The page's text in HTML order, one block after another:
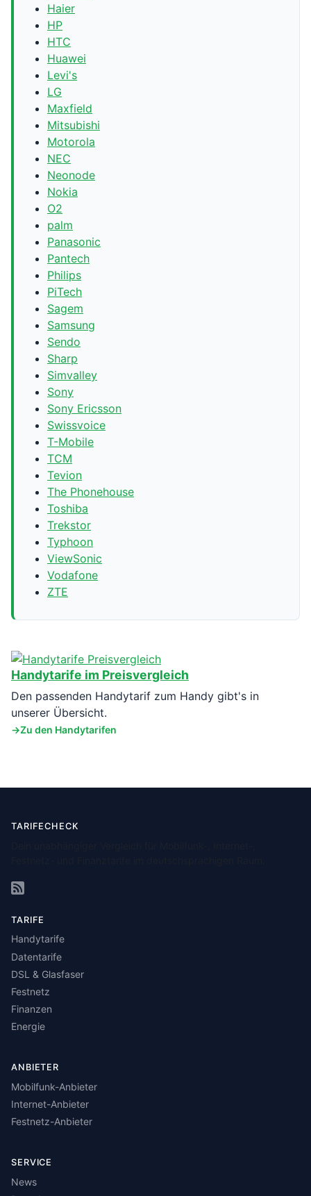
Haier
HP
HTC
Huawei
Levi's
LG
Maxfield
Mitsubishi
Motorola
NEC
Neonode
Nokia
O2
palm
Panasonic
Pantech
Philips
PiTech
Sagem
Samsung
Sendo
Sharp
Simvalley
Sony
Sony Ericsson
Swissvoice
T-Mobile
TCM
Tevion
The Phonehouse
Toshiba
Trekstor
Typhoon
ViewSonic
Vodafone
ZTE
Handytarife im Preisvergleich
Den passenden Handytarif zum Handy gibt's in
unserer Übersicht.
Zu den Handytarifen
TARIFECHECK
TARIFE
Handytarife
Datentarife
DSL & Glasfaser
Festnetz
Finanzen
Energie
ANBIETER
Mobilfunk-Anbieter
Internet-Anbieter
Festnetz-Anbieter
SERVICE
News